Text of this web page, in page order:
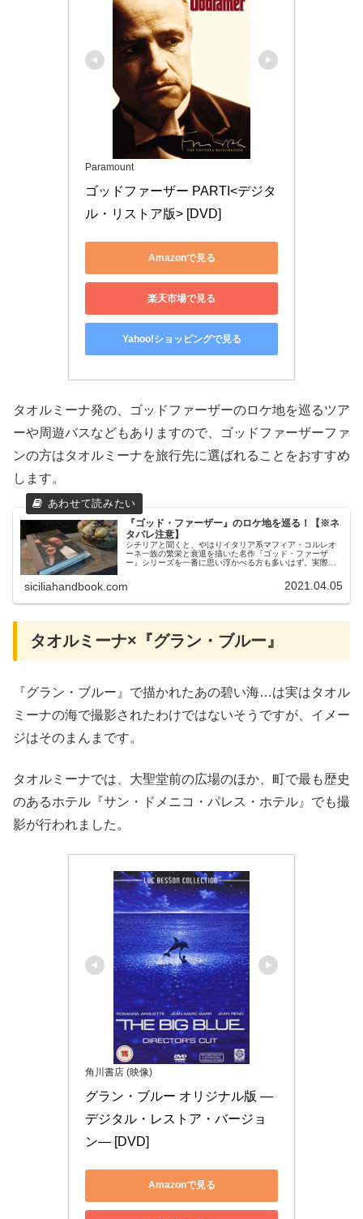
Paramount
ゴッドファーザー PARTI<デジタ
ル・リストア版> [DVD]
Amazonで見る
楽天市場で見る
Yahoo!ショッピングで見る
タオルミーナ発の、ゴッドファーザーのロケ地を巡るツア
ーや周遊バスなどもありますので、ゴッドファーザーファ
ンの方はタオルミーナを旅行先に選ばれることをおすすめ
します。
『ゴッド・ファーザー』のロケ地を巡る！【※ネ
タバレ注意】
シチリアと聞くと、やはりイタリア系マフィア・コルレオ
ーネ一族の繁栄と衰退を描いた名作『ゴッド・ファーザ
ー』シリーズを一番に思い浮かべる方も多いはず。実際に
siciliahandbook.com 2021.04.05
タオルミーナ×『グラン・ブルー』
『グラン・ブルー』で描かれたあの碧い海…は実はタオル
ミーナの海で撮影されたわけではないそうですが、イメー
ジはそのまんまです。
タオルミーナでは、大聖堂前の広場のほか、町で最も歴史
のあるホテル『サン・ドメニコ・パレス・ホテル』でも撮
影が行われました。
角川書店 (映像)
グラン・ブルー オリジナル版 ―
デジタル・レストア・バージョ
ン― [DVD]
Amazonで見る